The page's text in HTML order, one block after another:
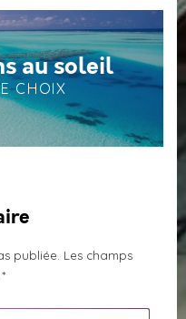
au soleil
CHOIX
publiée. Les champs
*